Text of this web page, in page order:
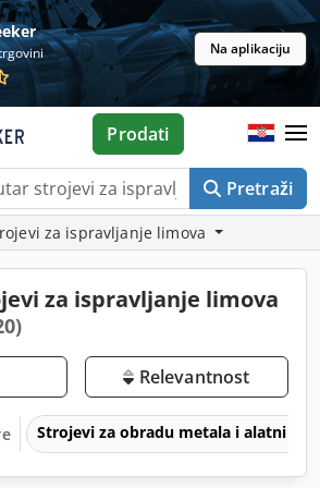
Na aplikaciju
Pretraži
Prodati
za ispravljanje limova
za ispravljanje limova
Relevantnost
Strojevi za obradu metala i alatni